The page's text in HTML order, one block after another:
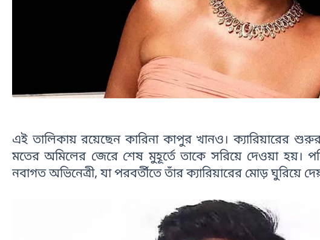
এই তালিকায় রয়েছেন কারিনা কাপুর খানও। ক্যারিয়ারের
মতের অমিলের জেরে শেষ মুহূর্তে তাকে সরিয়ে দেওয়া হয়।
নবাগত অভিনেত্রী, যা পরবর্তীতে তাঁর ক্যারিয়ারের মোড় ঘুরিয়ে